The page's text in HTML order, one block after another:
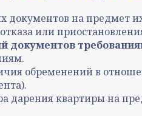
документов на предмет
или
документов
обременений в
даренияквартирына